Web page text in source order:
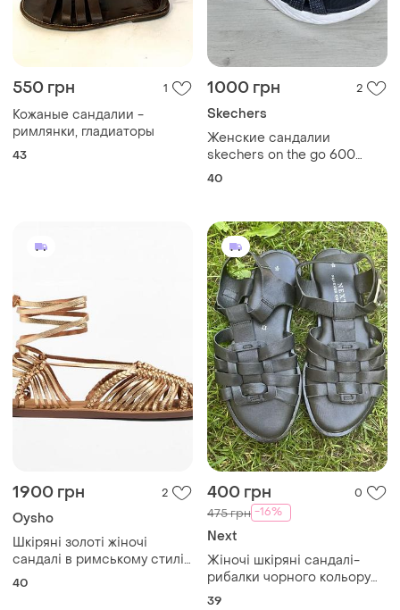
550 грн 1
Кожаные сандалии -
римлянки, гладиаторы
43
1000 грн 2
Skechers
Женские сандалии
skechers on the go 600
brilliancy с текстильными
40
1900 грн 2
Oysho
Шкіряні золоті жіночі
сандалі в римському стилі
oysho
40
400 грн 0
475 грн -16%
Next
Жіночі шкіряні сандалі-
рибалки чорного кольору
від британського бренду
39